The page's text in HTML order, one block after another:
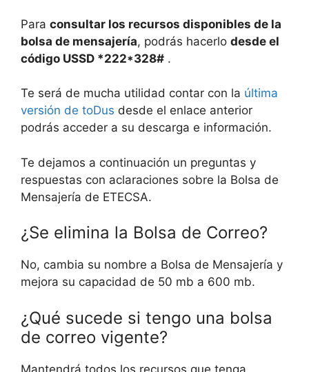
Para consultar los recursos disponibles de la
bolsa de mensajería, podrás hacerlo desde el
código USSD *222*328# .
Te será de mucha utilidad contar con la última
versión de toDus desde el enlace anterior
podrás acceder a su descarga e información.
Te dejamos a continuación un preguntas y
respuestas con aclaraciones sobre la Bolsa de
Mensajería de ETECSA.
¿Se elimina la Bolsa de Correo?
No, cambia su nombre a Bolsa de Mensajería y
mejora su capacidad de 50 mb a 600 mb.
¿Qué sucede si tengo una bolsa
de correo vigente?
Mantendrá todos los recursos que tenga